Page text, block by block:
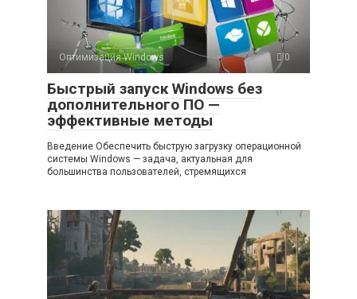
Оптимизация Windows 0
Быстрый запуск Windows без
дополнительного ПО —
эффективные методы
Введение Обеспечить быструю загрузку операционной
системы Windows — задача, актуальная для
большинства пользователей, стремящихся